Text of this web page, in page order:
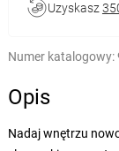
Uzyskasz
Numer katalogowy:
Opis
Nadaj wnętrzu